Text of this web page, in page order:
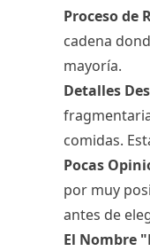
Proceso de
cadena
mayoría.
Detalles
comidas.
Pocas
por muy
antes de
El Nombre